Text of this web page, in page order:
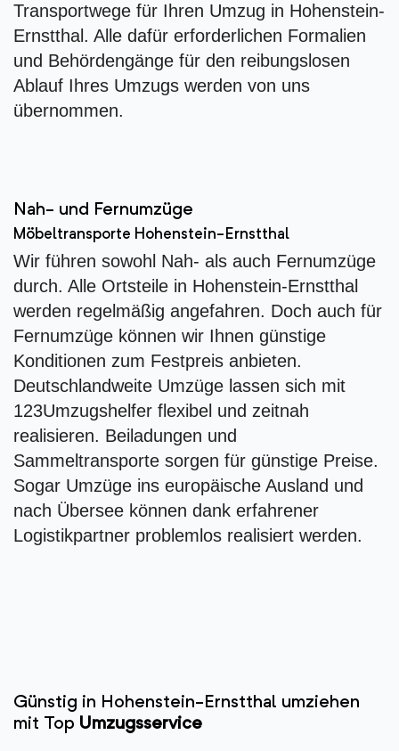
Transportwege für Ihren Umzug in Hohenstein-
Ernstthal. Alle dafür erforderlichen Formalien
und Behördengänge für den reibungslosen
Ablauf Ihres Umzugs werden von uns
übernommen.
Nah- und Fernumzüge
Möbeltransporte Hohenstein-Ernstthal
Wir führen sowohl Nah- als auch Fernumzüge
durch. Alle Ortsteile in Hohenstein-Ernstthal
werden regelmäßig angefahren. Doch auch für
Fernumzüge können wir Ihnen günstige
Konditionen zum Festpreis anbieten.
Deutschlandweite Umzüge lassen sich mit
123Umzugshelfer flexibel und zeitnah
realisieren. Beiladungen und
Sammeltransporte sorgen für günstige Preise.
Sogar Umzüge ins europäische Ausland und
nach Übersee können dank erfahrener
Logistikpartner problemlos realisiert werden.
Günstig in Hohenstein-Ernstthal umziehen
mit Top Umzugsservice